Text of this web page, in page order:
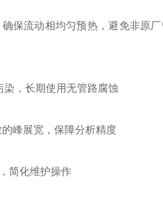
保流动相均匀预热，避免非原
，长期使用无管路腐蚀
峰展宽，保障分析精度
简化维护操作